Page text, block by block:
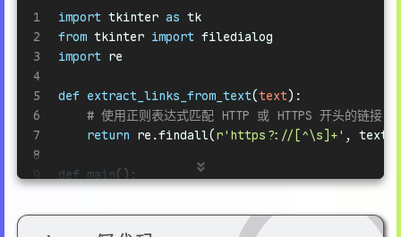
46
47
48
49
50
51
52
53
54
56
print( "未选择文件夹，操作取消。"
return
    dialog = SearchReplaceDialog(root)
    search_text = dialog.search_text
    replace_text = dialog.replace_text
    use_regex = dialog.use_regex
print("查找或替换文本为空，操作取消。")
25
26
27
28
29
30
31
32
34
tree.create_node(node_name,
else :
tree.create_node(node_name,
# 遍历子文件夹
for child in root_path.iterdir():
if child.is_dir():
build_tree(tree, child, depth,
def save_tree_to_file(tree, output_file=
    tree_output = tree.show(line_type=
"ascii",
1
2
3
4
5
6
7
8
11
import tkinter as tk
from tkinter import filedialog
import re
def extract_links_from_text(text):
# 使用正则表达式匹配 HTTP 或 HTTPS 开头的链接
return re.findall(r'https?://[^\s]+' , text)
def main():
    root = tk.Tk()
    root.withdraw()
# 隐藏主窗口